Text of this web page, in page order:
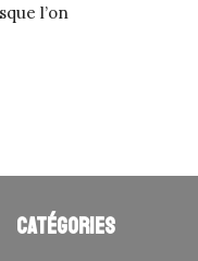
l’on
Catégories